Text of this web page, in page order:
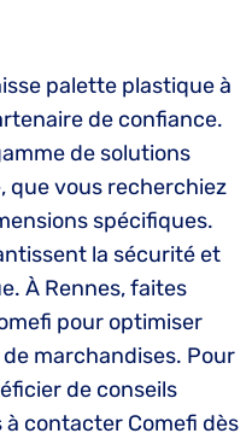
palette plastique à
de confiance.
de solutions
que vous recherchiez
spécifiques.
la sécurité et
À Rennes, faites
pour optimiser
marchandises. Pour
de conseils
à contacter Comefi dès